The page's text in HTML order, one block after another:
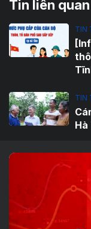
Tin liên quan
TIN
TIN